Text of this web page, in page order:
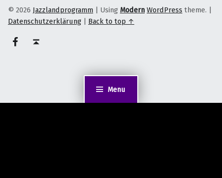
Menu
© 2026 Jazzlandprogramm | Using Modern WordPress theme. |
Datenschutzerklärung | Back to top ↑